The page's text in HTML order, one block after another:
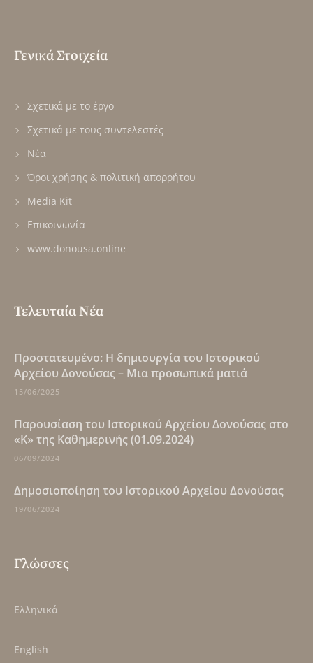
Γενικά Στοιχεία
Σχετικά με το έργο
Σχετικά με τους συντελεστές
Νέα
Όροι χρήσης & πολιτική απορρήτου
Media Kit
Επικοινωνία
www.donousa.online
Τελευταία Νέα
Πρoστατευμένο: Η δημιουργία του Ιστορικού
Αρχείου Δονούσας – Μια προσωπικά ματιά
15/06/2025
Παρουσίαση του Ιστορικού Αρχείου Δονούσας στο
«Κ» της Καθημερινής (01.09.2024)
06/09/2024
Δημοσιοποίηση του Ιστορικού Αρχείου Δονούσας
19/06/2024
Γλώσσες
Ελληνικά
English